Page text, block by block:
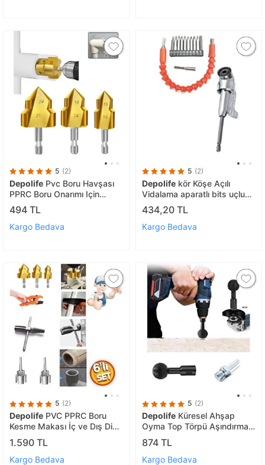
5 (2)
Depolife Pvc Boru Havşası
PPRC Boru Onarımı Için
Rayba 3lü Matkap Ucu Boru
Tamir Delme Genişletme
Tıraşlama seti
494 TL
Kargo Bedava
5 (2)
Depolife kör Köşe Açılı
Vidalama aparatlı bits uçlu
esnek mil takımı uzatma
bitsli
434,20 TL
Kargo Bedava
5 (2)
Depolife PVC PPRC Boru
Kesme Makası İç ve Dış Diş
Açma Pafta 20mm-25mm
Yiv Paso Açma Anahtarı
Rayba havşa
1.590 TL
Kargo Bedava
5 (2)
Depolife Küresel Ahşap
Oyma Top Törpü Aşındırma
Sondaj Topu Avuç Taşlama
Ve Matkap Için Ağaç İşleme
Aleti
874 TL
Kargo Bedava